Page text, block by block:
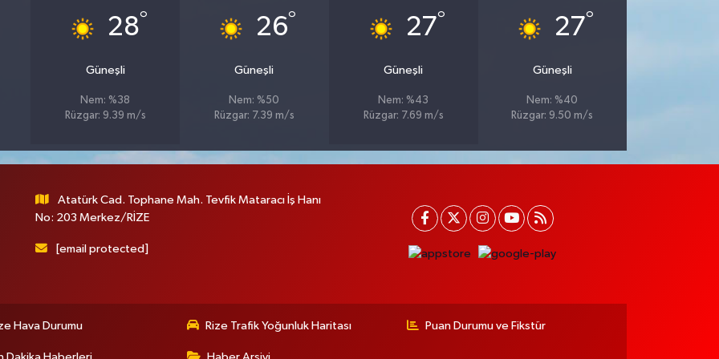
28°
Güneşli
Nem: %38
Rüzgar: 9.39 m/s
26°
Güneşli
Nem: %50
Rüzgar: 7.39 m/s
27°
Güneşli
Nem: %43
Rüzgar: 7.69 m/s
27°
Güneşli
Nem: %40
Rüzgar: 9.50 m/s
Atatürk Cad. Tophane Mah. Tevfik Mataracı İş Hanı
No: 203 Merkez/RİZE
[email protected]
Hava Durumu Rize Trafik Yoğunluk Haritası Puan Durumu ve Fikstür